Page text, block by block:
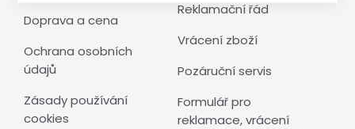
Doprava a cena
Ochrana osobních
údajů
Zásady používání
cookies
Reklamační řád
Vrácení zboží
Pozáruční servis
Formulář pro
reklamace, vrácení